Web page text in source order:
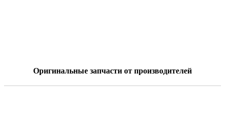
Оригинальные запчасти от производителей